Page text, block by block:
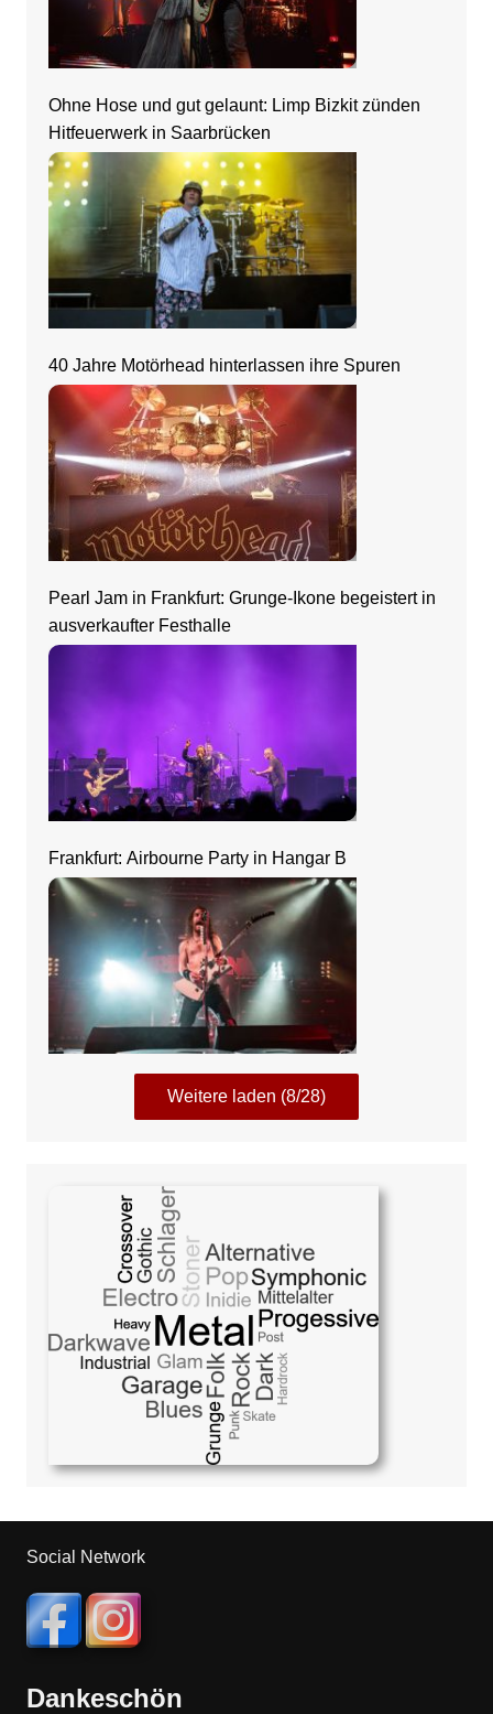
Ohne Hose und gut gelaunt: Limp Bizkit zünden
Hitfeuerwerk in Saarbrücken
40 Jahre Motörhead hinterlassen ihre Spuren
Pearl Jam in Frankfurt: Grunge-Ikone begeistert in
ausverkaufter Festhalle
Frankfurt: Airbourne Party in Hangar B
Weitere laden (8/28)
Social Network
Dankeschön